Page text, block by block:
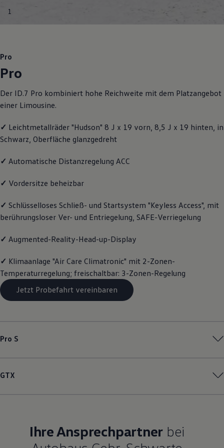
Pannen- und Unfallhilfe
Entertainment und Elektronik
Individualisieren
Dienste für Ihr Modell finden
Volkswagen Apps, Login und Shop
Handy und Fahrzeug verbinden
Über Ihr Auto
Kundeninformationen
Volkswagen Kundenbetreuung
Assistenzsysteme
Digitale Betriebsanleitung
Lifestyle
Familie
Elektromobilität
Volkswagen R
Pannen- und Unfallhilfe
Volkswagen Kundenbetreuung
1
Pro
Pro
Der ID.7 Pro kombiniert hohe Reichweite mit dem Platzangebot
einer Limousine.
✓ Leichtmetallräder "Hudson" 8 J x 19 vorn, 8,5 J x 19 hinten, in
Schwarz, Oberfläche glanzgedreht
✓ Automatische Distanzregelung ACC
✓ Vordersitze beheizbar
✓ Schlüsselloses Schließ- und Startsystem "Keyless Access", mit
berührungsloser Ver- und Entriegelung, SAFE-Verriegelung
✓ Augmented-Reality-Head-up-Display
✓ Klimaanlage "Air Care Climatronic" mit 2-Zonen-
Temperaturregelung; freischaltbar: 3-Zonen-Regelung
Jetzt Probefahrt vereinbaren
Pro S
GTX
Ihre Ansprechpartner bei